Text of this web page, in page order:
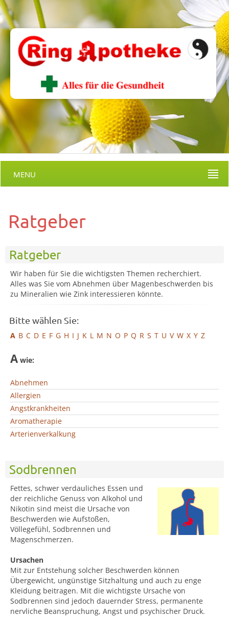
MENU
Ratgeber
Ratgeber
Wir haben für Sie die wichtigsten Themen recherchiert.
Alles was Sie vom Abnehmen über Magenbeschwerden bis
zu Mineralien wie Zink interessieren könnte.
Bitte wählen Sie:
A B C D E F G H I J K L M N O P Q R S T U V W X Y Z
A wie:
Abnehmen
Allergien
Angstkrankheiten
Aromatherapie
Arterienverkalkung
Sodbrennen
Fettes, schwer verdauliches Essen und
der reichliche Genuss von Alkohol und
Nikotin sind meist die Ursache von
Beschwerden wie Aufstoßen,
Völlegefühl, Sodbrennen und
Magenschmerzen.
Ursachen
Mit zur Entstehung solcher Beschwerden können
Übergewicht, ungünstige Sitzhaltung und auch zu enge
Kleidung beitragen. Mit die wichtigste Ursache von
Sodbrennen sind jedoch dauernder Stress, permanente
nervliche Beanspruchung, Angst und psychischer Druck.